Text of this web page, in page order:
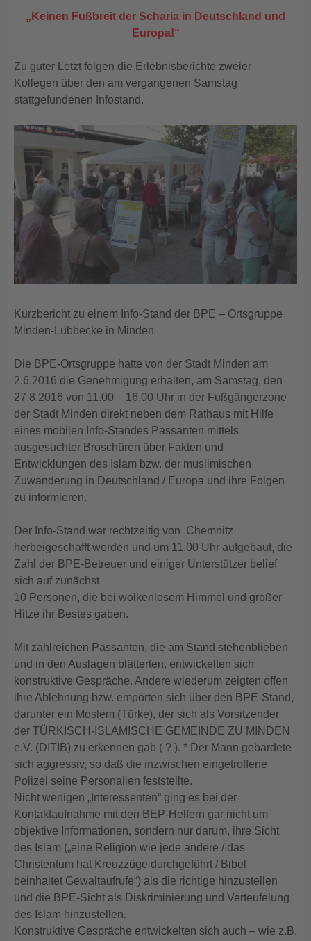
„Keinen Fußbreit der Scharia in Deutschland und
Europa!“
Zu guter Letzt folgen die Erlebnisberichte zweier
Kollegen über den am vergangenen Samstag
stattgefundenen Infostand.
Kurzbericht zu einem Info-Stand der BPE – Ortsgruppe
Minden-Lübbecke in Minden
Die BPE-Ortsgruppe hatte von der Stadt Minden am
2.6.2016 die Genehmigung erhalten, am Samstag, den
27.8.2016 von 11.00 – 16.00 Uhr in der Fußgängerzone
der Stadt Minden direkt neben dem Rathaus mit Hilfe
eines mobilen Info-Standes Passanten mittels
ausgesuchter Broschüren über Fakten und
Entwicklungen des Islam bzw. der muslimischen
Zuwanderung in Deutschland / Europa und ihre Folgen
zu informieren.
Der Info-Stand war rechtzeitig von Chemnitz
herbeigeschafft worden und um 11.00 Uhr aufgebaut, die
Zahl der BPE-Betreuer und einiger Unterstützer belief
sich auf zunächst
10 Personen, die bei wolkenlosem Himmel und großer
Hitze ihr Bestes gaben.
Mit zahlreichen Passanten, die am Stand stehenblieben
und in den Auslagen blätterten, entwickelten sich
konstruktive Gespräche. Andere wiederum zeigten offen
ihre Ablehnung bzw. empörten sich über den BPE-Stand,
darunter ein Moslem (Türke), der sich als Vorsitzender
der TÜRKISCH-ISLAMISCHE GEMEINDE ZU MINDEN
e.V. (DITIB) zu erkennen gab ( ? ). * Der Mann gebärdete
sich aggressiv, so daß die inzwischen eingetroffene
Polizei seine Personalien feststellte.
Nicht wenigen „Interessenten“ ging es bei der
Kontaktaufnahme mit den BEP-Helfern gar nicht um
objektive Informationen, sondern nur darum, ihre Sicht
des Islam („eine Religion wie jede andere / das
Christentum hat Kreuzzüge durchgeführt / Bibel
beinhaltet Gewaltaufrufe“) als die richtige hinzustellen
und die BPE-Sicht als Diskriminierung und Verteufelung
des Islam hinzustellen.
Konstruktive Gespräche entwickelten sich auch – wie z.B.